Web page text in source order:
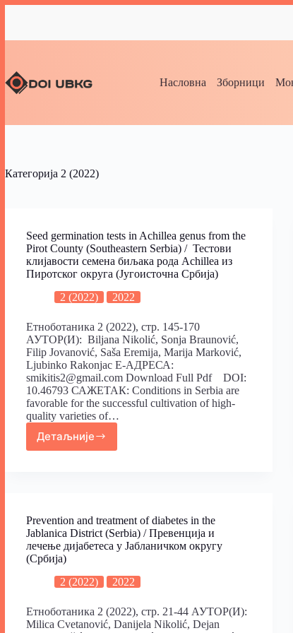
Насловна Зборници
Категорија 2 (2022)
Seed germination tests in Achillea genus from the
Pirot County (Southeastern Serbia) / Тестови
клијавости семена биљака рода Achillea из
Пиротског округа (Југоисточна Србија)
2 (2022)
2022
Етноботаника 2 (2022), стр. 145-170
АУТОР(И): Biljana Nikolić, Sonja Braunović,
Filip Jovanović, Saša Eremija, Marija Marković,
Ljubinko Rakonjac Е-АДРЕСА:
smikitis2@gmail.com Download Full Pdf DOI:
10.46793 САЖЕТАК: Conditions in Serbia are
favorable for the successful cultivation of high-
quality varieties of…
Детаљније
Prevention and treatment of diabetes in the
Jablanica District (Serbia) / Превенција и
лечење дијабетеса у Јабланичком округу
(Србија)
2 (2022)
2022
Етноботаника 2 (2022), стр. 21-44 АУТОР(И):
Milica Cvetanović, Danijela Nikolić, Dejan